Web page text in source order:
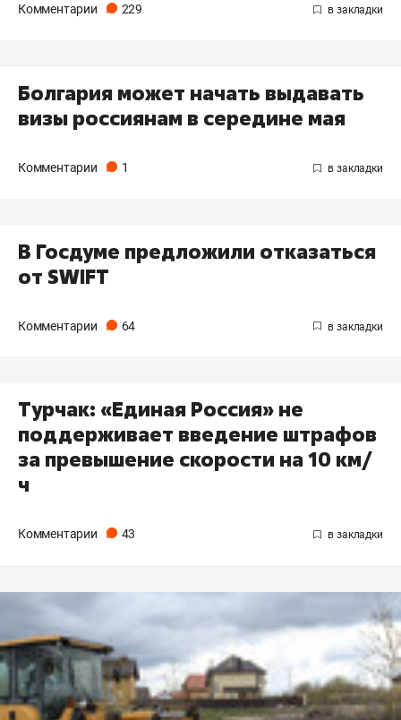
Комментарии 229
Болгария может начать выдавать
визы россиянам в середине мая
Комментарии 1
В Госдуме предложили отказаться
от SWIFT
Комментарии 64
Турчак: «Единая Россия» не
поддерживает введение штрафов
за превышение скорости на 10 км/
ч
Комментарии 43